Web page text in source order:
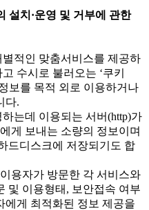
설치·운영 및 거부에 관한
적인 맞춤서비스를 제공하
수시로 불러오는 ‘쿠키
보를 목적 외로 이용하거나
다.
는데 이용되는 서버(http)가
게 보내는 소량의 정보이며
드디스크에 저장되기도 합
용자가 방문한 각 서비스와
및 이용형태, 보안접속 여부
에게 최적화된 정보 제공을